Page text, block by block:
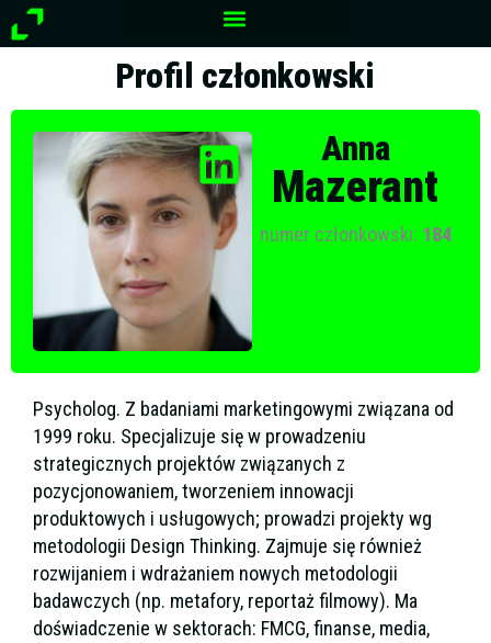
Przejdź
do
Profil członkowski
Anna
Mazerant
numer członkowski: 184
Psycholog. Z badaniami marketingowymi związana od
1999 roku. Specjalizuje się w prowadzeniu
strategicznych projektów związanych z
pozycjonowaniem, tworzeniem innowacji
produktowych i usługowych; prowadzi projekty wg
metodologii Design Thinking. Zajmuje się również
rozwijaniem i wdrażaniem nowych metodologii
badawczych (np. metafory, reportaż filmowy). Ma
doświadczenie w sektorach: FMCG, finanse, media,